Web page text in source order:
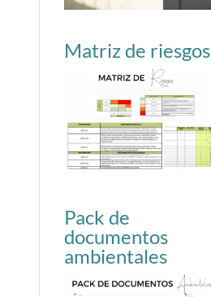
Matriz de riesgos
Pack de
documentos
ambientales